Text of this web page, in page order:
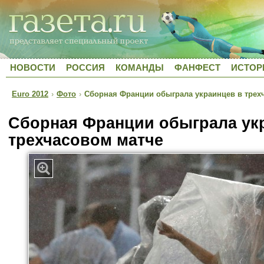
НОВОСТИ РОССИЯ КОМАНДЫ ФАНФЕСТ
Euro 2012 › Фото › Сборная Франции обыграла украинцев в
Сборная Франции обыграла
трехчасовом матче